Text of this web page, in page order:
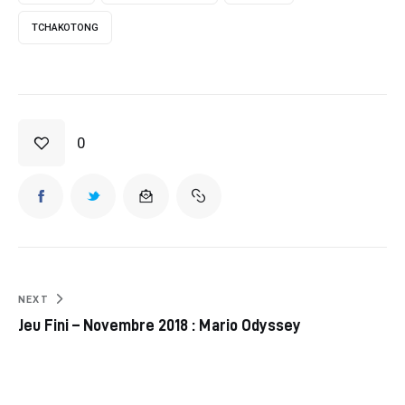
TCHAKOTONG
0
NEXT
Jeu Fini – Novembre 2018 : Mario Odyssey